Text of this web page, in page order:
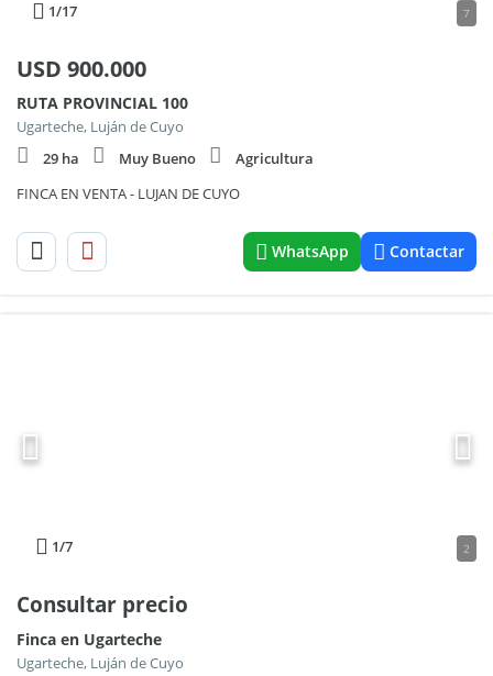
1/17 7
USD 900.000
RUTA PROVINCIAL 100
Ugarteche, Luján de Cuyo
29 ha
Muy Bueno
Agricultura
FINCA EN VENTA - LUJAN DE CUYO
WhatsApp Contactar
1/7 2
Consultar precio
Finca en Ugarteche
Ugarteche, Luján de Cuyo